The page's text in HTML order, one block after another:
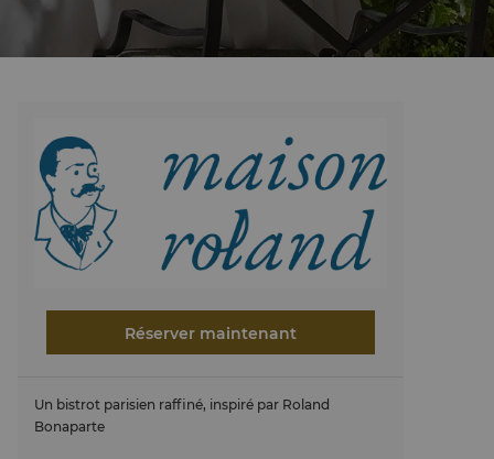
Réserver maintenant
Un bistrot parisien raffiné, inspiré par Roland
Bonaparte